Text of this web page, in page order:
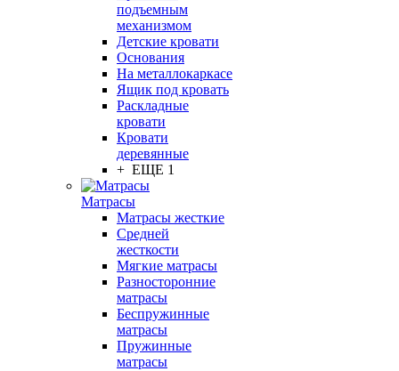
подъемным
механизмом
Детские кровати
Основания
На металлокаркасе
Ящик под кровать
Раскладные
кровати
Кровати
деревянные
+ ЕЩЕ 1
Матрасы
Матрасы жесткие
Средней
жесткости
Мягкие матрасы
Разносторонние
матрасы
Беспружинные
матрасы
Пружинные
матрасы